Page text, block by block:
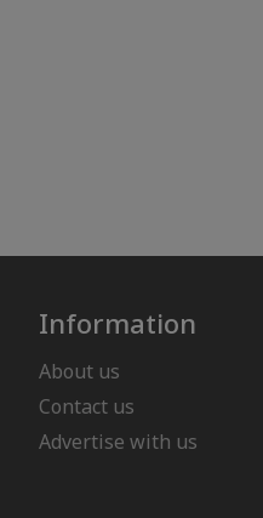
Information
About us
Contact us
Advertise with us